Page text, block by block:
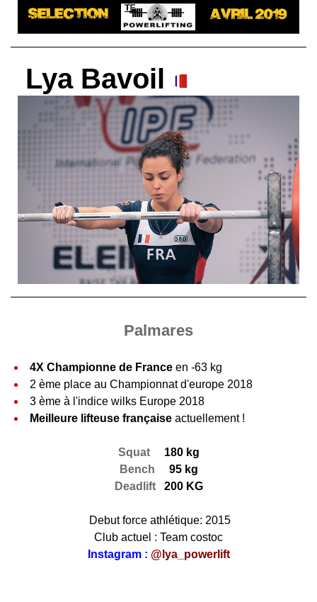
Lya Bavoil
Palmares
4X Championne de France en -63 kg
2 ème place au Championnat d'europe 2018
3 ème à l'indice wilks Europe 2018
Meilleure lifteuse française actuellement !
Squat
180 kg
Bench 95 kg
Deadlift 200 KG
Debut force athlétique: 2015
Club actuel : Team costoc
Instagram : @lya_powerlift